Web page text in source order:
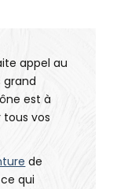
appel au
grand
est à
tous vos
de
qui